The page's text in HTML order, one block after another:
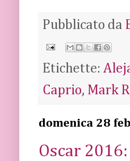
Pubblicato da
Etichette:
Caprio, Mark
domenica 28
Oscar